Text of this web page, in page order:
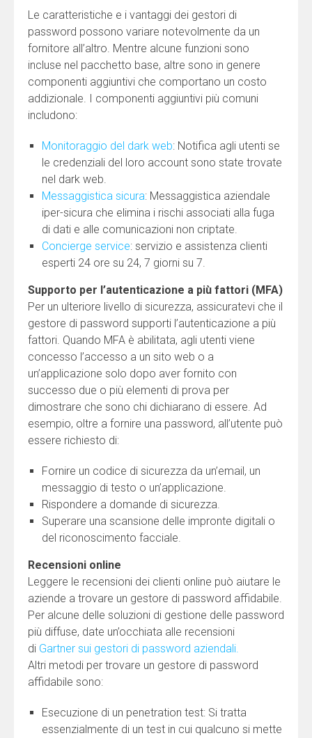
Le caratteristiche e i vantaggi dei gestori di
password possono variare notevolmente da un
fornitore all’altro. Mentre alcune funzioni sono
incluse nel pacchetto base, altre sono in genere
componenti aggiuntivi che comportano un costo
addizionale. I componenti aggiuntivi più comuni
includono:
Monitoraggio del dark web: Notifica agli utenti se
le credenziali del loro account sono state trovate
nel dark web.
Messaggistica sicura: Messaggistica aziendale
iper-sicura che elimina i rischi associati alla fuga
di dati e alle comunicazioni non criptate.
Concierge service: servizio e assistenza clienti
esperti 24 ore su 24, 7 giorni su 7.
Supporto per l’autenticazione a più fattori (MFA)
Per un ulteriore livello di sicurezza, assicuratevi che il
gestore di password supporti l’autenticazione a più
fattori. Quando MFA è abilitata, agli utenti viene
concesso l’accesso a un sito web o a
un’applicazione solo dopo aver fornito con
successo due o più elementi di prova per
dimostrare che sono chi dichiarano di essere. Ad
esempio, oltre a fornire una password, all’utente può
essere richiesto di:
Fornire un codice di sicurezza da un’email, un
messaggio di testo o un’applicazione.
Rispondere a domande di sicurezza.
Superare una scansione delle impronte digitali o
del riconoscimento facciale.
Recensioni online
Leggere le recensioni dei clienti online può aiutare le
aziende a trovare un gestore di password affidabile.
Per alcune delle soluzioni di gestione delle password
più diffuse, date un’occhiata alle recensioni
di Gartner sui gestori di password aziendali.
Altri metodi per trovare un gestore di password
affidabile sono:
Esecuzione di un penetration test: Si tratta
essenzialmente di un test in cui qualcuno si mette